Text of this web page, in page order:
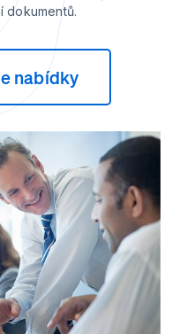
dokumentů.
nabídky